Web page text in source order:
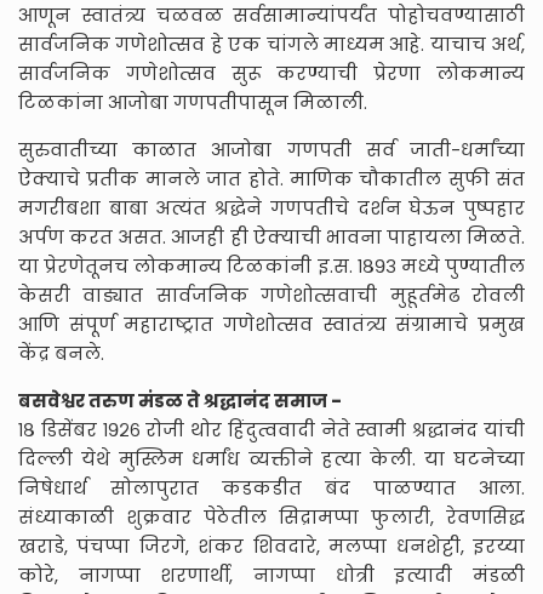
आणून स्वातंत्र्य चळवळ सर्वसामान्यांपर्यंत पोहोचवण्यासाठी
सार्वजनिक गणेशोत्सव हे एक चांगले माध्यम आहे. याचाच अर्थ,
सार्वजनिक गणेशोत्सव सुरू करण्याची प्रेरणा लोकमान्य
टिळकांना आजोबा गणपतीपासून मिळाली.
सुरुवातीच्या काळात आजोबा गणपती सर्व जाती-धर्मांच्या
ऐक्याचे प्रतीक मानले जात होते. माणिक चौकातील सुफी संत
मगरीबशा बाबा अत्यंत श्रद्धेने गणपतीचे दर्शन घेऊन पुष्पहार
अर्पण करत असत. आजही ही ऐक्याची भावना पाहायला मिळते.
या प्रेरणेतूनच लोकमान्य टिळकांनी इ.स. १८९३ मध्ये पुण्यातील
केसरी वाड्यात सार्वजनिक गणेशोत्सवाची मुहूर्तमेढ रोवली
आणि संपूर्ण महाराष्ट्रात गणेशोत्सव स्वातंत्र्य संग्रामाचे प्रमुख
केंद्र बनले.
बसवेश्वर तरुण मंडळ ते श्रद्धानंद समाज -
१८ डिसेंबर १९२६ रोजी थोर हिंदुत्ववादी नेते स्वामी श्रद्धानंद यांची
दिल्ली येथे मुस्लिम धर्मांध व्यक्तीने हत्या केली. या घटनेच्या
निषेधार्थ सोलापुरात कडकडीत बंद पाळण्यात आला.
संध्याकाळी शुक्रवार पेठेतील सिद्रामप्पा फुलारी, रेवणसिद्ध
खराडे, पंचप्पा जिरगे, शंकर शिवदारे, मलप्पा धनशेट्टी, इरय्या
कोरे, नागप्पा शरणार्थी, नागप्पा धोत्री इत्यादी मंडळी